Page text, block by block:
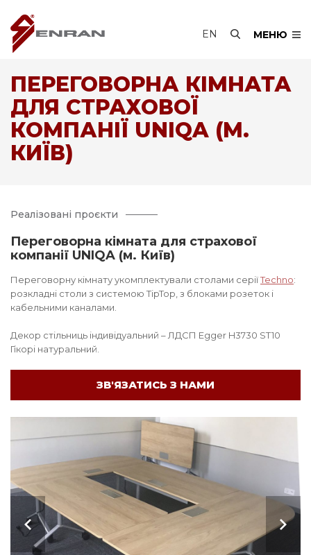
EN МЕНЮ
ПЕРЕГОВОРНА КІМНАТА
ДЛЯ СТРАХОВОЇ
КОМПАНІЇ UNIQA (М.
КИЇВ)
Реалізовані проєкти
Переговорна кімната для страхової
компанії UNIQA (м. Київ)
Переговорну кімнату укомплектували столами серіїTechno:
розкладні столи з системою TipTop, з блоками розеток і
кабельними каналами.
Декор стільниць індивідуальний – ЛДСП Egger H3730 ST10
Гікорі натуральний.
ЗВ'ЯЗАТИСЬ З НАМИ